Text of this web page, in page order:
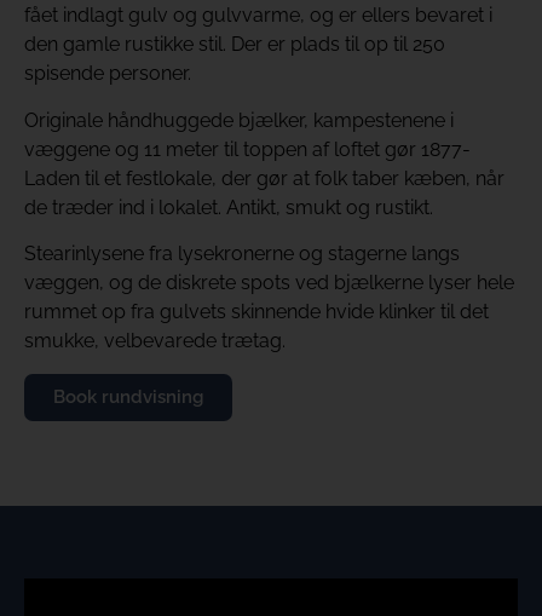
fået indlagt gulv og gulvvarme, og er ellers bevaret i
den gamle rustikke stil. Der er plads til op til 250
spisende personer.
Originale håndhuggede bjælker, kampestenene i
væggene og 11 meter til toppen af loftet gør 1877-
Laden til et festlokale, der gør at folk taber kæben, når
de træder ind i lokalet. Antikt, smukt og rustikt.
Stearinlysene fra lysekronerne og stagerne langs
væggen, og de diskrete spots ved bjælkerne lyser hele
rummet op fra gulvets skinnende hvide klinker til det
smukke, velbevarede trætag.
Book rundvisning